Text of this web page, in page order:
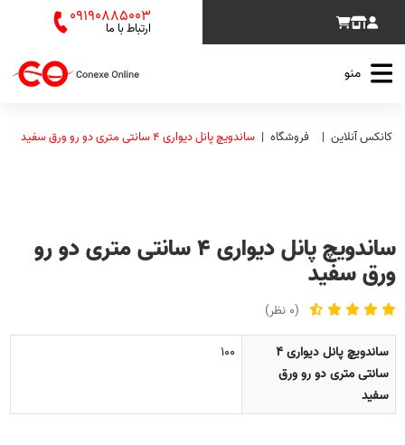
09190885003
ارتباط با ما
منو
کانکس آنلاین فروشگاه ساندویچ پانل دیواری 4 سانتی متری دو رو ورق سفید
ساندویچ پانل دیواری 4 سانتی متری دو رو
ورق سفید
(0 نظر)
ساندویچ پانل دیواری 4
سانتی متری دو رو ورق
سفید
100